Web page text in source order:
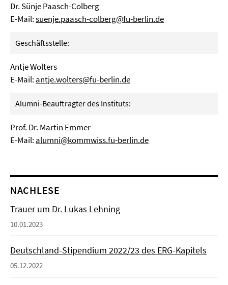
Dr. Sünje Paasch-Colberg
E-Mail:suenje.paasch-colberg@fu-berlin.de
Geschäftsstelle:
Antje Wolters
E-Mail: antje.wolters@fu-berlin.de
Alumni-Beauftragter des Instituts:
Prof. Dr. Martin Emmer
E-Mail: alumni@kommwiss.fu-berlin.de
NACHLESE
Trauer um Dr. Lukas Lehning
10.01.2023
Deutschland-Stipendium 2022/23 des ERG-Kapitels
05.12.2022